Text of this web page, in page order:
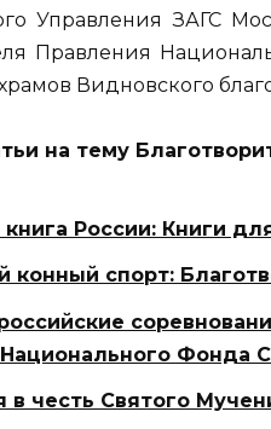
Управления ЗАГС
Правления
Видновского
на тему
России: Книги
конный спорт:
Фонда
в честь Святого